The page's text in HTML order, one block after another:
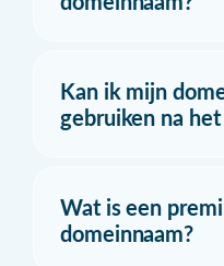
Kan ik mijn
gebruiken na
Wat is een
domeinnaam?